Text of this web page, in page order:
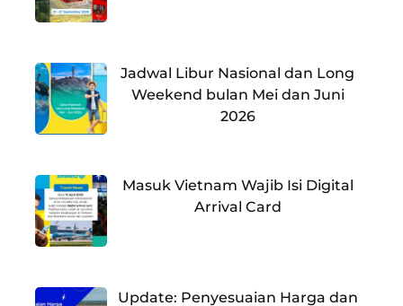
Jadwal Libur Nasional dan Long
Weekend bulan Mei dan Juni
2026
Masuk Vietnam Wajib Isi Digital
Arrival Card
Update: Penyesuaian Harga dan